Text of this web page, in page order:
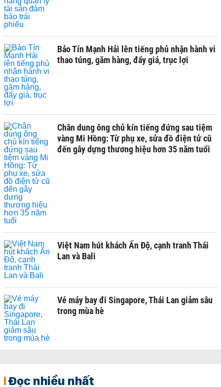
Bảo Tín Mạnh Hải lên tiếng phủ nhận hành vi
thao túng, găm hàng, đẩy giá, trục lợi
Chân dung ông chủ kín tiếng đứng sau tiệm
vàng Mi Hồng: Từ phụ xe, sửa đồ điện tử cũ
đến gây dựng thương hiệu hơn 35 năm tuổi
Việt Nam hút khách Ấn Độ, cạnh tranh Thái
Lan và Bali
Vé máy bay đi Singapore, Thái Lan giảm sâu
trong mùa hè
Đọc nhiều nhất